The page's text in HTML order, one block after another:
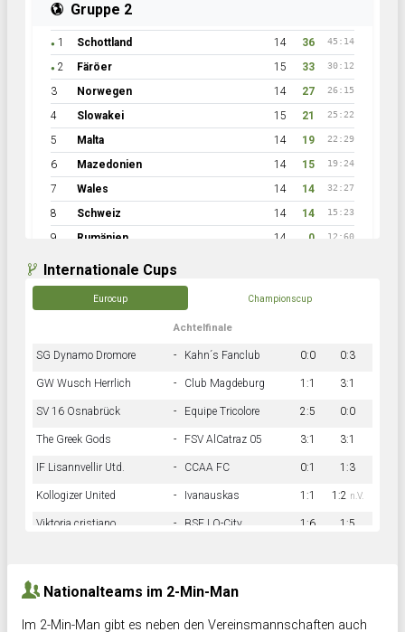
Gruppe 2
● 1 Schottland 14 36 45:14
● 2 Färöer 15 33 30:12
3 Norwegen 14 27 26:15
4 Slowakei 15 21 25:22
5 Malta 14 19 22:29
6 Mazedonien 14 15 19:24
7 Wales 14 14 32:27
8 Schweiz 14 14 15:23
9 Rumänien 14 0 12:60
Internationale Cups
Eurocup Championscup
Achtelfinale
SG Dynamo Dromore - Kahn´s Fanclub 0:0 0:3
GW Wusch Herrlich - Club Magdeburg 1:1 3:1
SV 16 Osnabrück - Equipe Tricolore 2:5 0:0
The Greek Gods - FSV AlCatraz 05 3:1 3:1
IF Lisannvellir Utd. - CCAA FC 0:1 1:3
Kollogizer United - Ivanauskas 1:1 1:2 n.V.
Viktoria cristiano - BSF LO-City 1:6 1:5
Nationalteams im 2-Min-Man
Im 2-Min-Man gibt es neben den Vereinsmannschaften auch